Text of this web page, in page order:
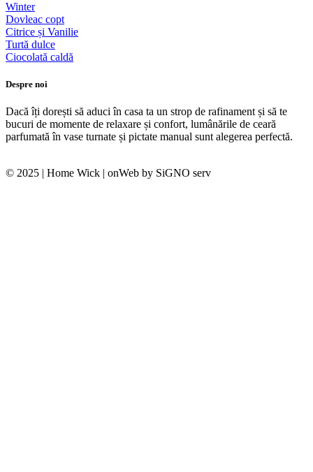
Winter
Dovleac copt
Citrice și Vanilie
Turtă dulce
Ciocolată caldă
Despre noi
Dacă îți dorești să aduci în casa ta un strop de rafinament și să te
bucuri de momente de relaxare și confort, lumânările de ceară
parfumată în vase turnate și pictate manual sunt alegerea perfectă.
© 2025 | Home Wick | onWeb by SiGNO serv